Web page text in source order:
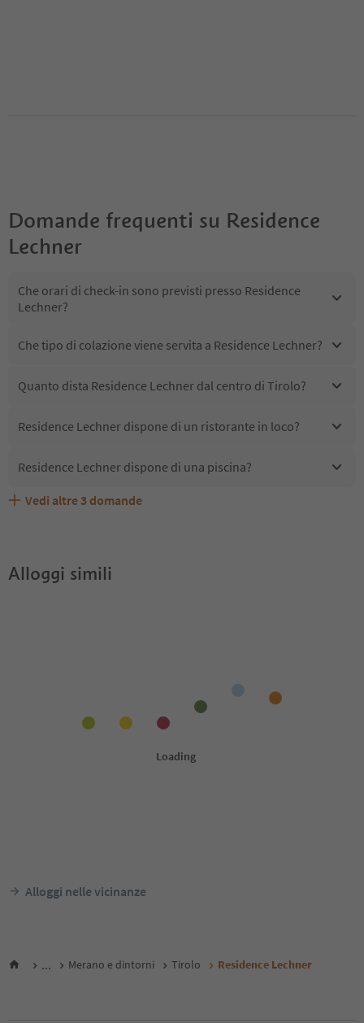
Domande frequenti su Residence
Lechner
Che orari di check-in sono previsti presso Residence
Lechner?
Che tipo di colazione viene servita a Residence Lechner?
Quanto dista Residence Lechner dal centro di Tirolo?
Residence Lechner dispone di un ristorante in loco?
Residence Lechner dispone di una piscina?
Residence Lechner accetta animali domestici?
Quali servizi/attività sono disponibili presso Residence
Gli ospiti di Residence Lechner ricevono l'Alto Adige
Vedi altre 3 domande
Alloggi simili
Alloggi nelle vicinanze
... Merano e dintorni Tirolo Residence Lechner